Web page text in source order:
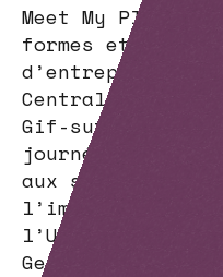
Meet My
formes et
d’entreprises
CentraleSupélec,
Gif-sur-Yvette.
journée de
aux sciences
l’immense
l’Université
Genopole.